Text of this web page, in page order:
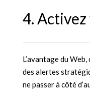
4.
L’avantage du
des alertes
ne passer à côté